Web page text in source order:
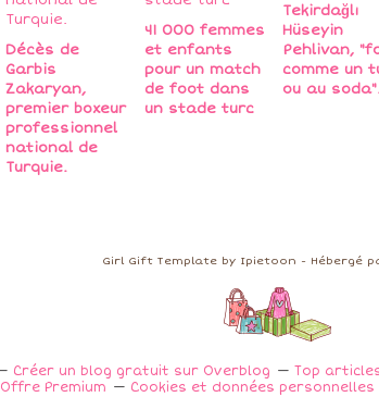
Décès de
Garbis
Zakaryan,
premier boxeur
professionnel
national de
Turquie.
41 000 femmes
et enfants
pour un match
de foot dans
un stade turc
Tekirdağlı
Hüseyin
Pehlivan,
comme un
ou au
Girl Gift Template by Ipietoon - Hébergé
Créer un blog gratuit sur Overblog Top
Offre Premium
Cookies et données personnelles